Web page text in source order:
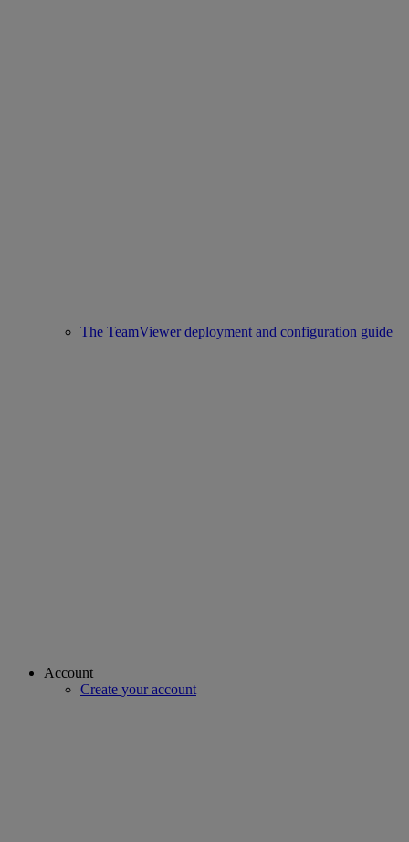
The TeamViewer deployment and configuration guide
Account
Create your account